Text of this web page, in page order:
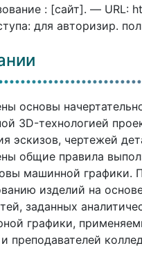
: [сайт]. —
для авторизир.
основы
3D-технологией
эскизов, чертежей
общие правила
машинной графики.
изделий на
заданных
графики,
и преподавателей